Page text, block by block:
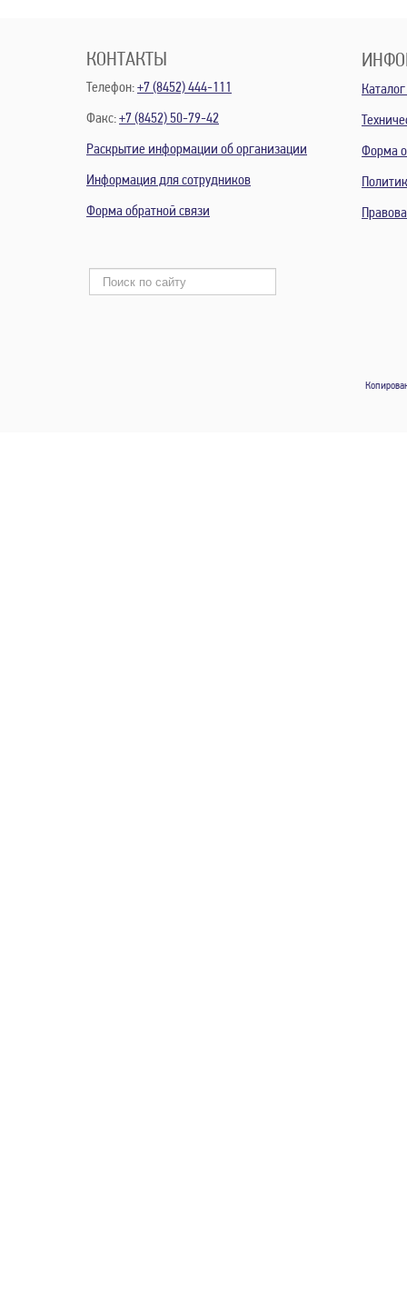
КОНТАКТЫ
Телефон:+7 (8452) 444-111
Факс:+7 (8452) 50-79-42
Раскрытие информации об организации
Информация для сотрудников
Форма обратной связи
Форма